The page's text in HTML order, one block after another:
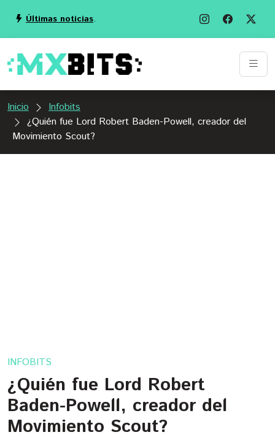
Últimas noticias.
Inicio
Infobits
¿Quién fue Lord Robert Baden-Powell, creador del
Movimiento Scout?
INFOBITS
¿Quién fue Lord Robert
Baden-Powell, creador del
Movimiento Scout?